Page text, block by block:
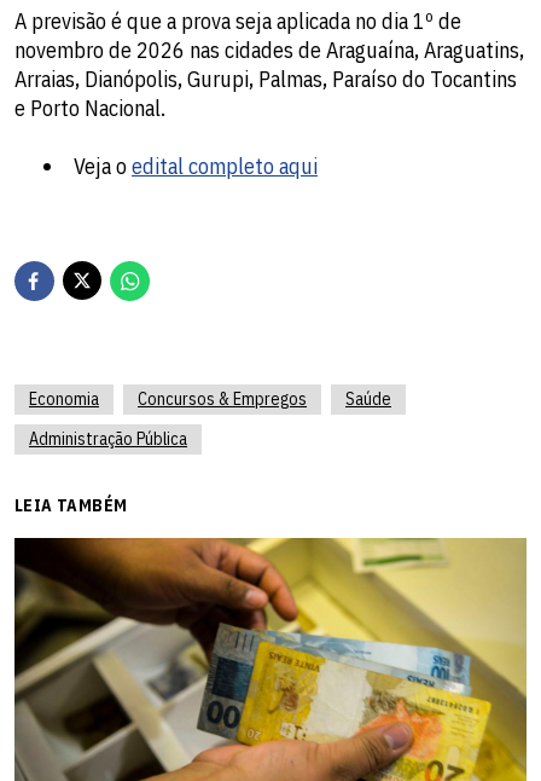
A previsão é que a prova seja aplicada no dia 1º de
novembro de 2026 nas cidades de Araguaína, Araguatins,
Arraias, Dianópolis, Gurupi, Palmas, Paraíso do Tocantins
e Porto Nacional.
Veja oedital completo aqui
Economia Concursos & Empregos
Saúde
Administração Pública
LEIA TAMBÉM